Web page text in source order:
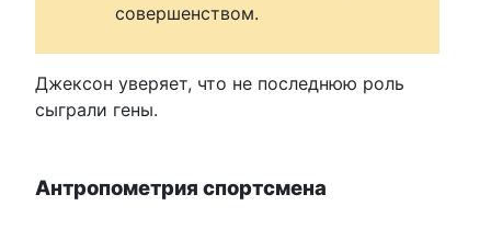
совершенством.
Джексон уверяет, что не последнюю роль
сыграли гены.
Антропометрия спортсмена